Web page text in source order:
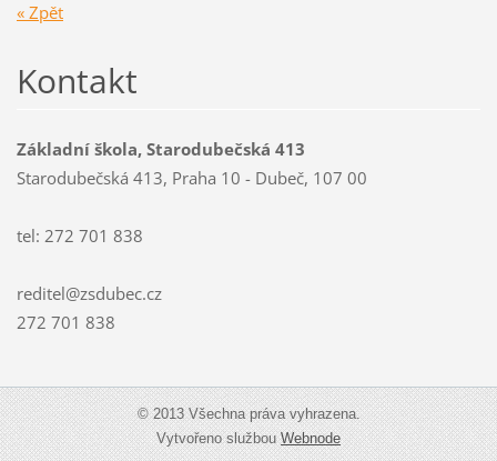
« Zpět
Kontakt
Základní škola, Starodubečská 413
Starodubečská 413, Praha 10 - Dubeč, 107 00
tel: 272 701 838
reditel@zsdubec.cz
272 701 838
© 2013 Všechna práva vyhrazena.
Vytvořeno službouWebnode